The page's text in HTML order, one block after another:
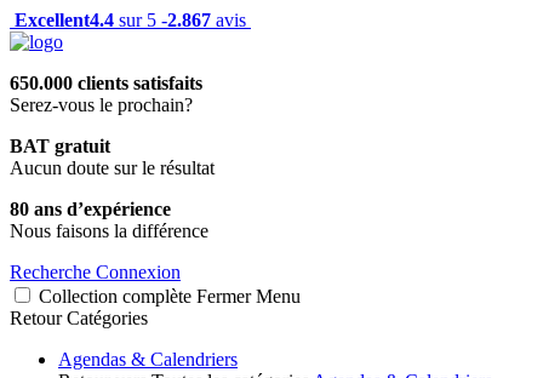
Excellent4.4 sur 5 -2.867 avis
650.000 clients satisfaits
Serez-vous le prochain?
BAT gratuit
Aucun doute sur le résultat
80 ans d’expérience
Nous faisons la différence
Recherche Connexion
Collection complète Fermer Menu
Retour Catégories
Agendas & Calendriers